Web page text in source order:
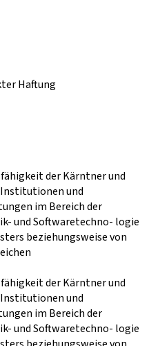
Haftung
der Kärntner und
und
im Bereich der
und Softwaretechno- logie
beziehungsweise von
der Kärntner und
und
im Bereich der
und Softwaretechno- logie